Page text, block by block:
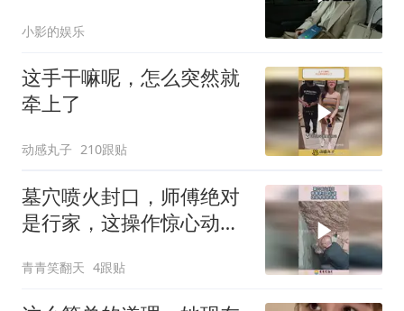
小影的娱乐
这手干嘛呢，怎么突然就
牵上了
动感丸子 210跟贴
墓穴喷火封口，师傅绝对
是行家，这操作惊心动
青青笑翻天 4跟贴